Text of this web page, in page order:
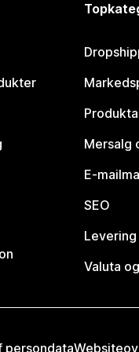
Mersalg
E-
SEO
Levering
Valuta
persondata